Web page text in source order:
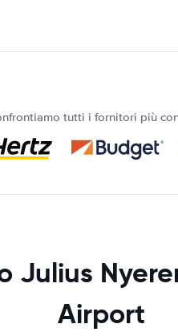
tutti i fornitori più
Julius
Airport